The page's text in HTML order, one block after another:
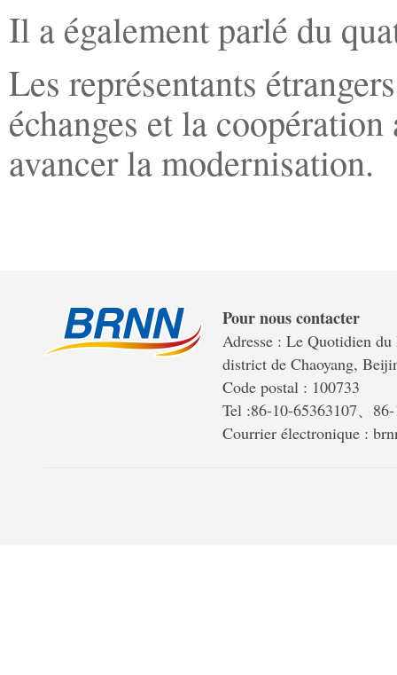
Il a également parlé du
Les représentants
échanges et la
avancer la modernisation.
Pour nous contacter
Adresse : Le Quotidien
district de Chaoyang,
Code postal : 100733
Tel :86-10-65363107、
Courrier électronique :